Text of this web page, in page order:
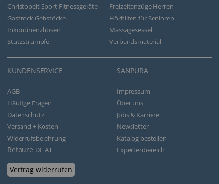
Christopeit Sport Fitnessgeräte
Freizeitanzüge Herren
Gastrock Gehstöcke
Hörhilfen für Senioren
Inkontinenzhosen
Massagesessel
Stützstrümpfe
Verbandsmaterial
KUNDENSERVICE
AGB
Häufige Fragen
Datenschutz
Versand + Kosten
Widerrufsbelehrung
Retoure DE AT
Vertrag widerrufen
SANPURA
Impressum
Über uns
Jobs & Karriere
Newsletter
Katalog bestellen
Expertenbereich